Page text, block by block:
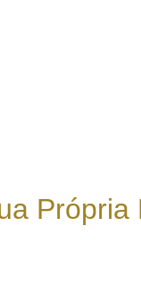
Própria